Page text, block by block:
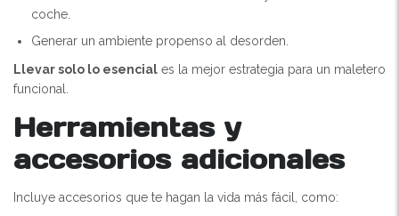
coche.
Generar un ambiente propenso al desorden.
Llevar solo lo esencial es la mejor estrategia para un maletero
funcional.
Herramientas y
accesorios adicionales
Incluye accesorios que te hagan la vida más fácil, como: